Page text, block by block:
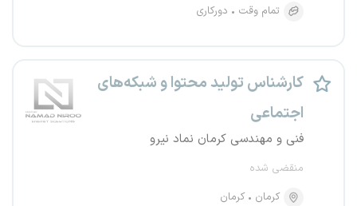
تمام وقت
دورکاری
کارشناس تولید محتوا و شبکه‌های
اجتماعی
فنی و مهندسی کرمان نماد نیرو
منقضی شده
کرمان
کرمان